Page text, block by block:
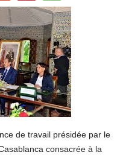
de travail présidée par le
consacrée à la